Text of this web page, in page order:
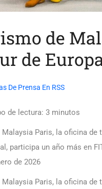
de
de
De Prensa En RSS
de lectura: 3 minutos
Paris, la oficina de
participa un año más en
de 2026
Paris, la oficina de